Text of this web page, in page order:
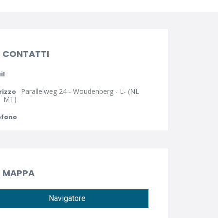
CONTATTI
Parallelweg 24 - Woudenberg - L- (NL
MT)
MAPPA
Navigatore